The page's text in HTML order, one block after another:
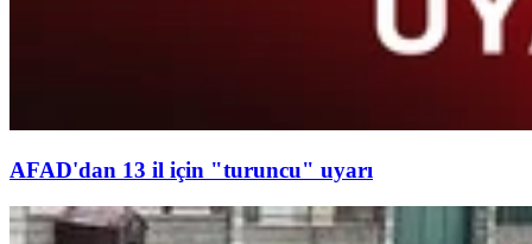
AFAD'dan 13 il için "turuncu" uyarı